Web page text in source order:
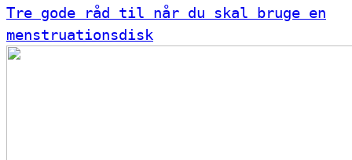
Tre gode råd til når du skal bruge en
menstruationsdisk